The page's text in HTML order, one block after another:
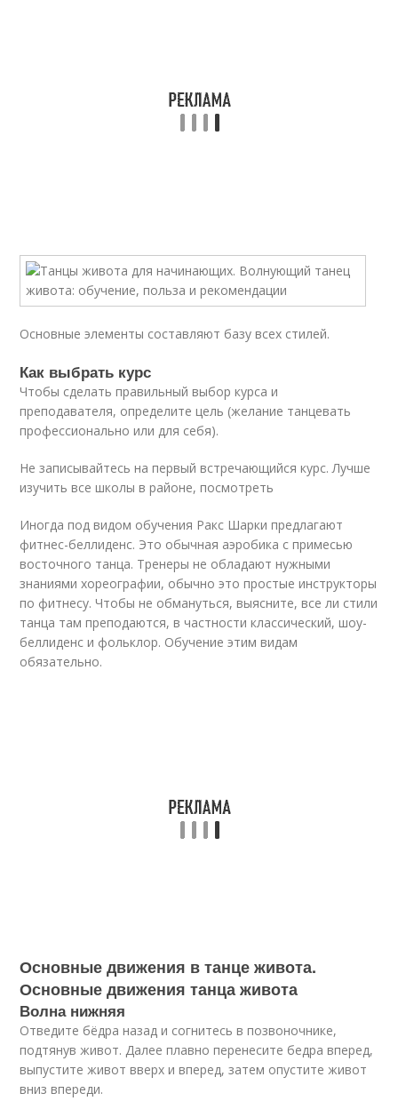
Основные элементы составляют базу всех стилей.
Как выбрать курс
Чтобы сделать правильный выбор курса и
преподавателя, определите цель (желание танцевать
профессионально или для себя).
Не записывайтесь на первый встречающийся курс. Лучше
изучить все школы в районе, посмотреть
Иногда под видом обучения Ракс Шарки предлагают
фитнес-беллиденс. Это обычная аэробика с примесью
восточного танца. Тренеры не обладают нужными
знаниями хореографии, обычно это простые инструкторы
по фитнесу. Чтобы не обмануться, выясните, все ли стили
танца там преподаются, в частности классический, шоу-
беллиденс и фольклор. Обучение этим видам
обязательно.
Основные движения в танце живота.
Основные движения танца живота
Волна нижняя
Отведите бёдра назад и согнитесь в позвоночнике,
подтянув живот. Далее плавно перенесите бедра вперед,
выпустите живот вверх и вперед, затем опустите живот
вниз впереди.